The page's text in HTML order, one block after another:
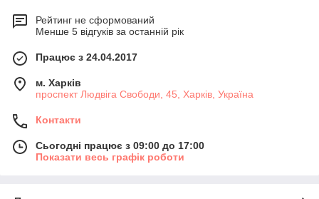
Рейтинг не сформований
Менше 5 відгуків за останній рік
Працює з 24.04.2017
м. Харків
проспект Людвіга Свободи, 45, Харків, Україна
Контакти
Сьогодні працює з 09:00 до 17:00
Показати весь графік роботи